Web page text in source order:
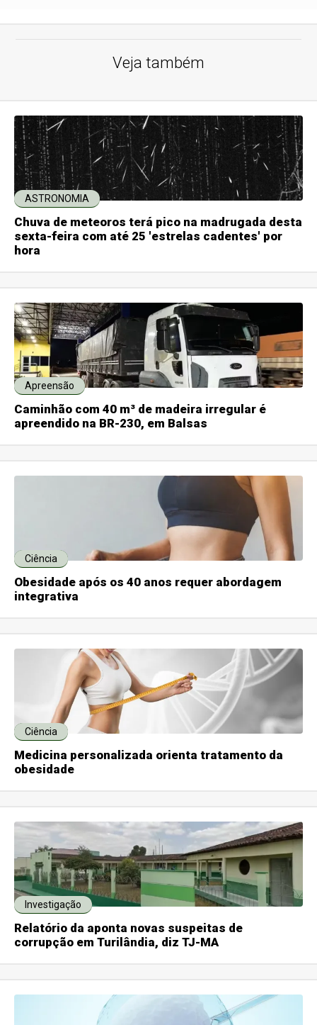
Veja também
ASTRONOMIA
Chuva de meteoros terá pico na madrugada desta
sexta-feira com até 25 'estrelas cadentes' por
hora
Apreensão
Caminhão com 40 m³ de madeira irregular é
apreendido na BR-230, em Balsas
Ciência
Obesidade após os 40 anos requer abordagem
integrativa
Ciência
Medicina personalizada orienta tratamento da
obesidade
Investigação
Relatório da aponta novas suspeitas de
corrupção em Turilândia, diz TJ-MA